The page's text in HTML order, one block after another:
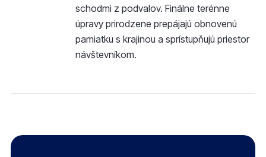
schodmi z podvalov. Finálne terénne
úpravy prirodzene prepájajú obnovenú
pamiatku s krajinou a sprístupňujú priestor
návštevníkom.